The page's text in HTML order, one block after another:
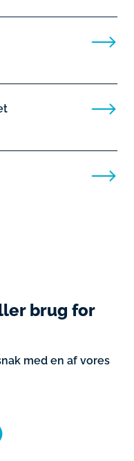
brug for
med en af vores